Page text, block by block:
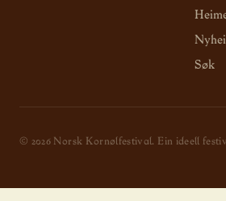
Søk
© 2026 Norsk Kornølfestival. Ein ideell